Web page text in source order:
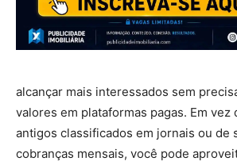
alcançar mais interessados sem
valores em plataformas pagas. Em vez
antigos classificados em jornais ou de
cobranças mensais, você pode